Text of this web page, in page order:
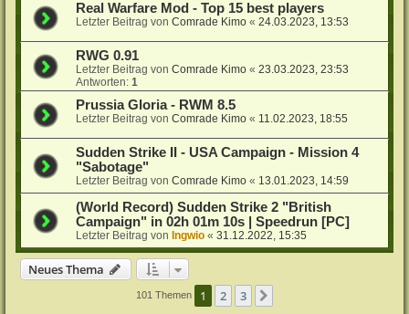
Real Warfare Mod - Top 15 best players
Letzter Beitrag vonComrade Kimo «24.03.2023, 13:53
RWG 0.91
Letzter Beitrag vonComrade Kimo «23.03.2023, 23:53
Antworten:1
Prussia Gloria - RWM 8.5
Letzter Beitrag vonComrade Kimo « 11.02.2023, 18:55
Sudden Strike II - USA Campaign - Mission 4
"Sabotage"
Letzter Beitrag vonComrade Kimo « 13.01.2023, 14:59
(World Record) Sudden Strike 2 "British
Campaign" in 02h 01m 10s | Speedrun [PC]
Letzter Beitrag von Ingwio «31.12.2022, 15:35
Neues Thema
101 Themen 1 2 3